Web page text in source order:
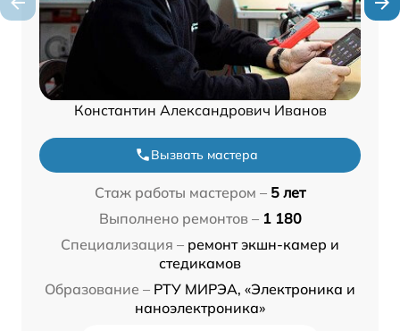
Константин Александрович Иванов
Вызвать мастера
Стаж работы мастером – 5 лет
Выполнено ремонтов – 1 180
Специализация – ремонт экшн-камер и
стедикамов
Образование – РТУ МИРЭА, «Электроника и
наноэлектроника»